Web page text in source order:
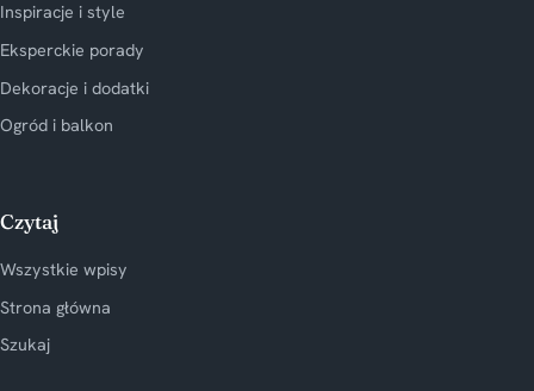
Inspiracje i style
Eksperckie porady
Dekoracje i dodatki
Ogród i balkon
Czytaj
Wszystkie wpisy
Strona główna
Szukaj